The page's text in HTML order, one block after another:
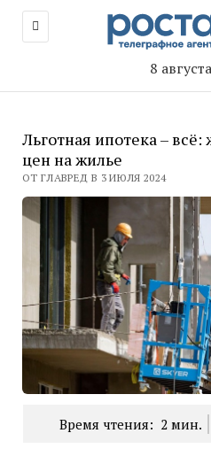
8
Льготная ипотека –
цен на жилье
ОТ ГЛАВРЕД В 3 ИЮЛЯ 2024
Время чтения: 2 мин.